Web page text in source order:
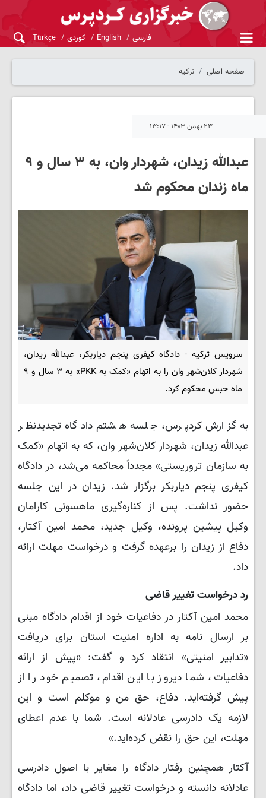
فارسی English کوردی Türkçe
صفحه اصلی ترکیه
۲۳ بهمن ۱۴۰۳ - ۱۳:۱۷
عبدالله زیدان، شهردار وان، به ۳ سال و ۹
ماه زندان محکوم شد
سرویس ترکیه - دادگاه کیفری پنجم دیاربکر، عبدالله زیدان،
شهردار کلان‌شهر وان را به اتهام «کمک به PKK» به ۳ سال و ۹
ماه حبس محکوم کرد.
به گزارش کردپرس، جلسه هشتم دادگاه تجدیدنظر
عبدالله زیدان، شهردار کلان‌شهر وان، که به اتهام «کمک
به سازمان تروریستی» مجدداً محاکمه می‌شد، در دادگاه
کیفری پنجم دیاربکر برگزار شد. زیدان در این جلسه
حضور نداشت. پس از کناره‌گیری ماهسونی کارامان
وکیل پیشین پرونده، وکیل جدید، محمد امین آکتار،
دفاع از زیدان را برعهده گرفت و درخواست مهلت ارائه
داد.
رد درخواست تغییر قاضی
محمد امین آکتار در دفاعیات خود از اقدام دادگاه مبنی
بر ارسال نامه به اداره امنیت استان برای دریافت
«تدابیر امنیتی» انتقاد کرد و گفت: «پیش از ارائه
دفاعیات، شما دیروز با این اقدام، تصمیم خود را از
پیش گرفته‌اید. دفاع، حق من و موکلم است و این
لازمه یک دادرسی عادلانه است. شما با عدم اعطای
مهلت، این حق را نقض کرده‌اید.»
آکتار همچنین رفتار دادگاه را مغایر با اصول دادرسی
عادلانه دانسته و درخواست تغییر قاضی داد، اما دادگاه